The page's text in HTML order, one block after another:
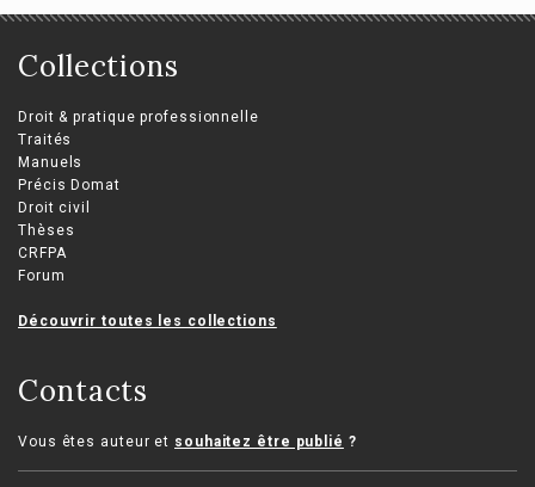
Collections
Droit & pratique professionnelle
Traités
Manuels
Précis Domat
Droit civil
Thèses
CRFPA
Forum
Découvrir toutes les collections
Contacts
Vous êtes auteur et souhaitez être publié ?